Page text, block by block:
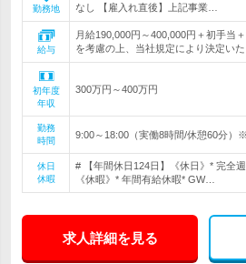
勤務地
なし 【雇入れ直後】上記事業…
給与
月給190,000円～400,000円＋初手当
を考慮の上、当社規定により決定い
初年度
年収
300万円～400万円
勤務
時間
9:00～18:00（実働8時間/休憩60分）
休日
休暇
# 【年間休日124日】《休日》* 完全
《休暇》* 年間有給休暇* GW…
求人詳細を見る